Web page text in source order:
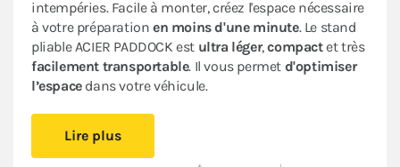
intempéries. Facile à monter, créez l'espace nécessaire
à votre préparation en moins d'une minute. Le stand
pliable ACIER PADDOCK est ultra léger,compactet très
facilement transportable. Il vous permet d'optimiser
l’espacedans votre véhicule.
100 % étancheen Oxford enduction PVC. Dotée d’une
armature en acier, elle est protégée par une
Lire plus